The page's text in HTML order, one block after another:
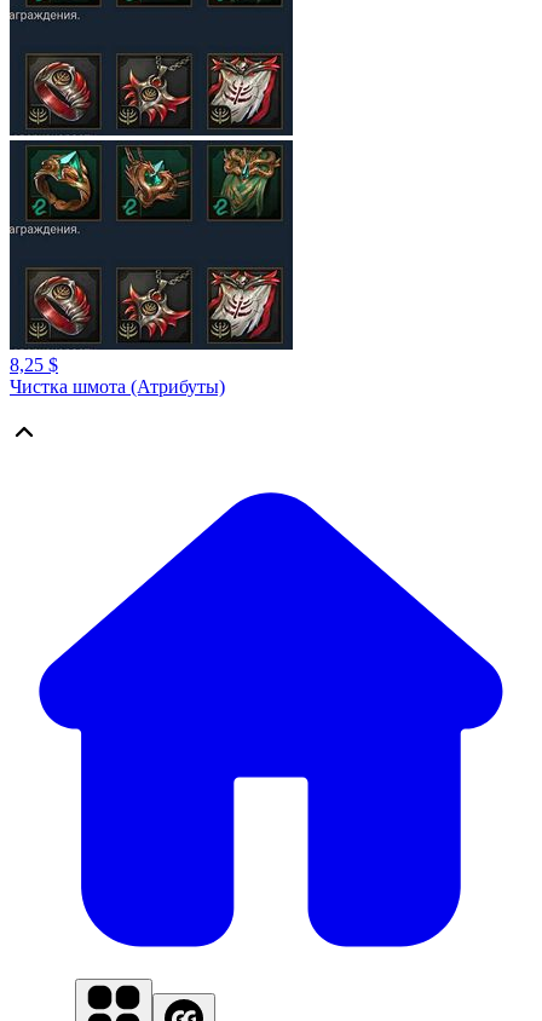
8,25 $
Чистка шмота (Атрибуты)